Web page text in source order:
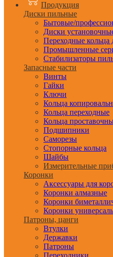
Продукция
Диски пильные
Бытовые/
Диски
Переходные кольца
Промышленные
Стабилизаторы
Запасные части
Винты
Гайки
Ключи
Кольца
Кольца переходные
Кольца
Подшипники
Саморезы
Стопорные кольца
Шайбы
Измерительные
Коронки
Аксессуары для
Коронки алмазные
Коронки
Коронки
Патроны, цанги
Втулки
Державки
Патроны
Переходники